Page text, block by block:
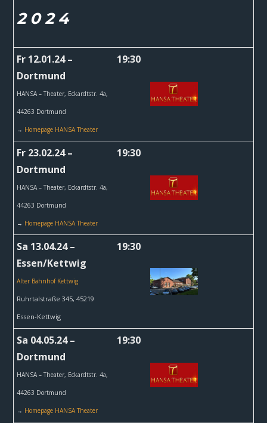
2 0 2 4
Fr 12.01.24 –
Dortmund
HANSA – Theater, Eckardtstr. 4a,
44263 Dortmund
→ Homepage HANSA Theater
19:30
Fr 23.02.24 –
Dortmund
HANSA – Theater, Eckardtstr. 4a,
44263 Dortmund
→ Homepage HANSA Theater
19:30
Sa 13.04.24 –
Essen/Kettwig
Alter Bahnhof Kettwig
Ruhrtalstraße 345, 45219
Essen-Kettwig
19:30
Sa 04.05.24 –
Dortmund
HANSA – Theater, Eckardtstr. 4a,
44263 Dortmund
→ Homepage HANSA Theater
19:30